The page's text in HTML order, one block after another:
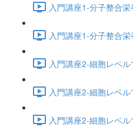
入門講座1-分子整合
入門講座1-分子整合
入門講座2-細胞レベ
入門講座2-細胞レベ
入門講座2-細胞レベ